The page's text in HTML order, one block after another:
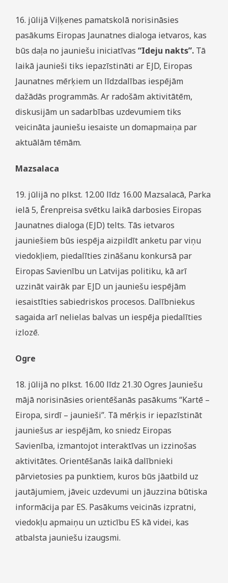
16. jūlijā Viļķenes pamatskolā norisināsies
pasākums Eiropas Jaunatnes dialoga ietvaros, kas
būs daļa no jauniešu iniciatīvas “Ideju nakts”. Tā
laikā jaunieši tiks iepazīstināti ar EJD, Eiropas
Jaunatnes mērķiem un līdzdalības iespējām
dažādās programmās. Ar radošām aktivitātēm,
diskusijām un sadarbības uzdevumiem tiks
veicināta jauniešu iesaiste un domapmaiņa par
aktuālām tēmām.
Mazsalaca
19. jūlijā no plkst. 12.00 līdz 16.00 Mazsalacā, Parka
ielā 5, Ērenpreisa svētku laikā darbosies Eiropas
Jaunatnes dialoga (EJD) telts. Tās ietvaros
jauniešiem būs iespēja aizpildīt anketu par viņu
viedokļiem, piedalīties zināšanu konkursā par
Eiropas Savienību un Latvijas politiku, kā arī
uzzināt vairāk par EJD un jauniešu iespējām
iesaistīties sabiedriskos procesos. Dalībniekus
sagaida arī nelielas balvas un iespēja piedalīties
izlozē.
Ogre
18. jūlijā no plkst. 16.00 līdz 21.30 Ogres Jauniešu
mājā norisināsies orientēšanās pasākums “Kartē –
Eiropa, sirdī – jaunieši”. Tā mērķis ir iepazīstināt
jauniešus ar iespējām, ko sniedz Eiropas
Savienība, izmantojot interaktīvas un izzinošas
aktivitātes. Orientēšanās laikā dalībnieki
pārvietosies pa punktiem, kuros būs jāatbild uz
jautājumiem, jāveic uzdevumi un jāuzzina būtiska
informācija par ES. Pasākums veicinās izpratni,
viedokļu apmaiņu un uzticību ES kā videi, kas
atbalsta jauniešu izaugsmi.